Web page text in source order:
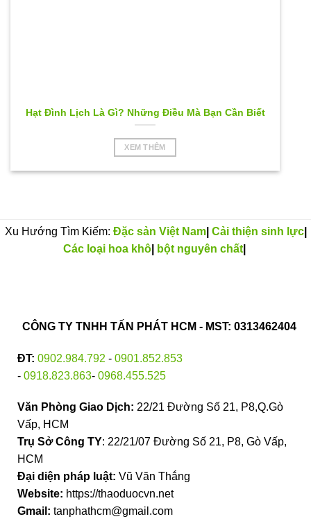
Hạt Đình Lịch Là Gì? Những Điều Mà Bạn Cần Biết
XEM THÊM
Xu Hướng Tìm Kiếm: Đặc sản Việt Nam| Cải thiện sinh lực|
Các loại hoa khô| bột nguyên chất|
CÔNG TY TNHH TẤN PHÁT HCM - MST: 0313462404
ĐT: 0902.984.792 - 0901.852.853
- 0918.823.863- 0968.455.525
Văn Phòng Giao Dịch: 22/21 Đường Số 21, P8,Q.Gò
Vấp, HCM
Trụ Sở Công TY: 22/21/07 Đường Số 21, P8, Gò Vấp,
HCM
Đại diện pháp luật: Vũ Văn Thắng
Website: https://thaoduocvn.net
Gmail: tanphathcm@gmail.com